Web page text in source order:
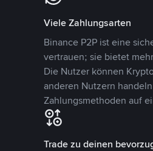
Viele Zahlungsarten
Binance P2P ist eine
vertrauen; sie bietet
Die Nutzer können
anderen Nutzern
Zahlungsmethoden auf
Trade zu deinen